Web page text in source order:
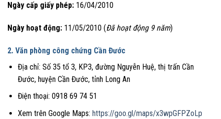
Ngày cấp giấy phép: 16/04/2010
Ngày hoạt động: 11/05/2010 (Đã hoạt động 9 năm)
2. Văn phòng công chứng Cần Đước
Địa chỉ: Số 35 tổ 3, KP3, đường Nguyễn Huệ, thị trấn Cần
Đước, huyện Cần Đước, tỉnh Long An
Điện thoại: 0918 69 74 51
Xem trên Google Maps: https://goo.gl/maps/x3wpGFPZoLp